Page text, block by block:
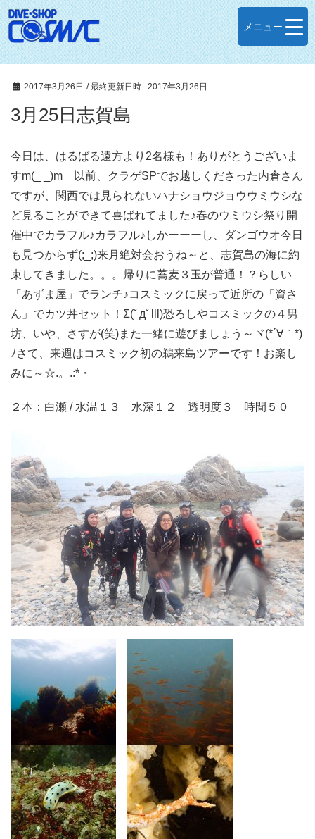
メニュー
2017年3月26日 / 最終更新日時 : 2017年3月26日
3月25日志賀島
今日は、はるばる遠方より2名様も！ありがとうございま
すm(_ _)m 以前、クラゲSPでお越しくださった内倉さん
ですが、関西では見られないハナショウジョウウミウシな
ど見ることができて喜ばれてました♪春のウミウシ祭り開
催中でカラフル♪カラフル♪しかーーーし、ダンゴウオ今日
も見つからず(;_;)来月絶対会おうね～と、志賀島の海に約
束してきました。。。帰りに蕎麦３玉が普通！？らしい
「あずま屋」でランチ♪コスミックに戻って近所の「資さ
ん」でカツ丼セット！Σ(ﾟдﾟlll)恐ろしやコスミックの４男
坊、いや、さすが(笑)また一緒に遊びましょう～ヾ(*´∀｀*)
ﾉさて、来週はコスミック初の鵜来島ツアーです！お楽し
みに～☆.。.:*・
２本：白瀬 / 水温１３ 水深１２ 透明度３ 時間５０